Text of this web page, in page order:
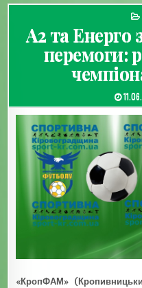
А2 та Енерго
перемоги:
ДАТА
«КропФАМ»